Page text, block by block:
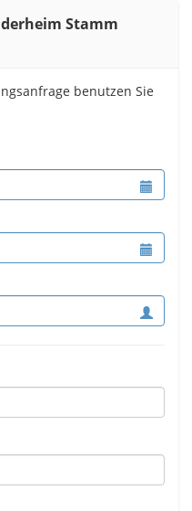
Stamm
benutzen Sie